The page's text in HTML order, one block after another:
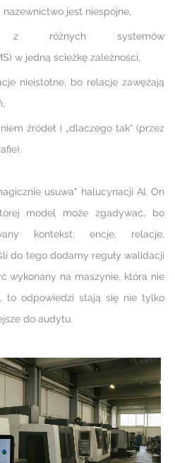
jest niespójne,
różnych systemów
w jedną ścieżkę zależności,
nieistotne, bo relacje zawężają
źródeł i „dlaczego tak" (przez
usuwa" halucynacji AI. On
model może zgadywać, bo
kontekst: encje, relacje,
do tego dodamy reguły walidacji
wykonany na maszynie, która nie
to odpowiedzi stają się nie tylko
do audytu.